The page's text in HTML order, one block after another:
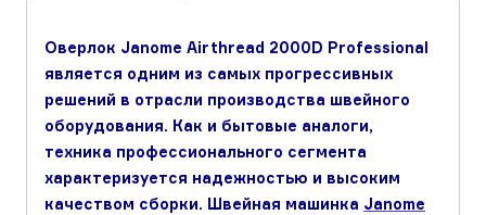
Оверлок Janome Airthread 2000D Professional
является одним из самых прогрессивных
решений в отрасли производства швейного
оборудования. Как и бытовые аналоги,
техника профессионального сегмента
характеризуется надежностью и высоким
качеством сборки. Швейная машинка Janome